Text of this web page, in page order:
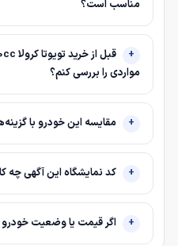
مناسب است؟
مواردی را بررسی کنم؟
مقایسه این خودرو با
کد نمایشگاه این آگهی چه
اگر قیمت یا وضعیت